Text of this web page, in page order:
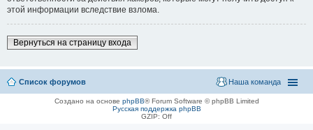
этой информации вследствие взлома.
Вернуться на страницу входа
Список форумов Наша команда
Создано на основе phpBB® Forum Software © phpBB Limited
Русская поддержка phpBB
GZIP: Off